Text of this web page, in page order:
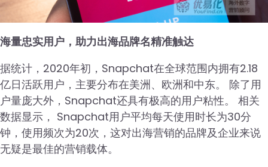
海量忠实用户，助力出海品牌名精准触达
据统计，2020年初，Snapchat在全球范围内拥有2.18
亿日活跃用户，主要分布在美洲、欧洲和中东。 除了用
户量庞大外，Snapchat还具有极高的用户粘性。 相关
数据显示， Snapchat用户平均每天使用时长为30分
钟，使用频次为20次，这对出海营销的品牌及企业来说
无疑是最佳的营销载体。